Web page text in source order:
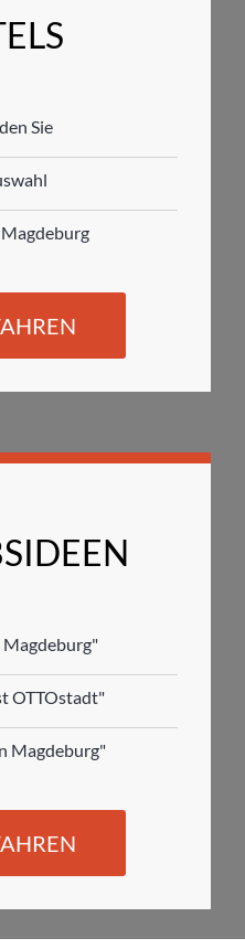
Sie
OTTOstadt"
Magdeburg"